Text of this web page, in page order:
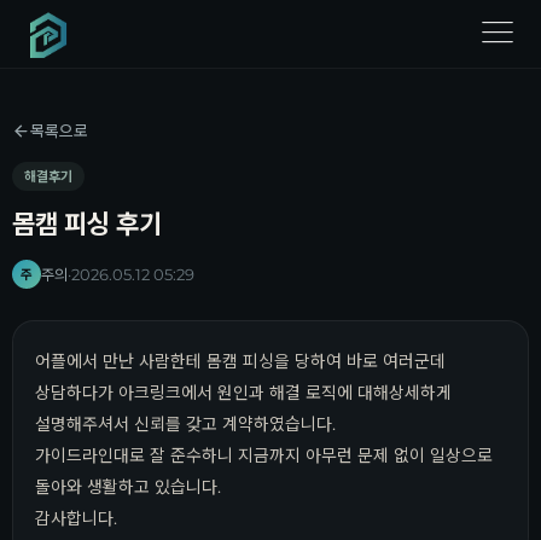
menu
목록으로
해결후기
몸캠 피싱 후기
주 주의·2026.05.12 05:29
어플에서 만난 사람한테 몸캠 피싱을 당하여 바로 여러군데
상담하다가 아크링크에서 원인과 해결 로직에 대해상세하게
설명해주셔서 신뢰를 갖고 계약하였습니다.
가이드라인대로 잘 준수하니 지금까지 아무런 문제 없이 일상으로
돌아와 생활하고 있습니다.
감사합니다.